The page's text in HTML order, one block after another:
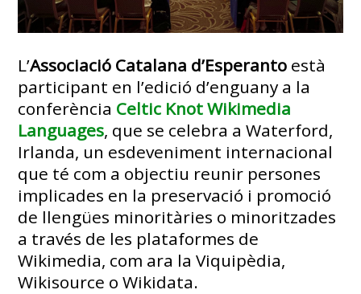
L’Associació Catalana d’Esperanto està
participant en l’edició d’enguany a la
conferència Celtic Knot Wikimedia
Languages, que se celebra a Waterford,
Irlanda, un esdeveniment internacional
que té com a objectiu reunir persones
implicades en la preservació i promoció
de llengües minoritàries o minoritzades
a través de les plataformes de
Wikimedia, com ara la Viquipèdia,
Wikisource o Wikidata.